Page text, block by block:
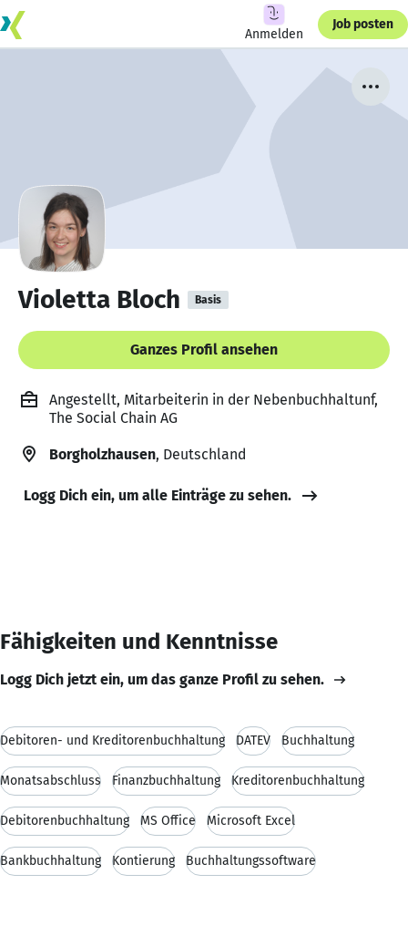
Anmelden
Job posten
Violetta Bloch Basis
Ganzes Profil ansehen
Angestellt, Mitarbeiterin in der Nebenbuchhaltunf,
The Social Chain AG
Borgholzhausen, Deutschland
Logg Dich ein, um alle Einträge zu sehen.
Fähigkeiten und Kenntnisse
Logg Dich jetzt ein, um das ganze Profil zu sehen.
Debitoren- und Kreditorenbuchhaltung DATEV Buchhaltung
Monatsabschluss Finanzbuchhaltung Kreditorenbuchhaltung
Debitorenbuchhaltung MS Office Microsoft Excel
Bankbuchhaltung Kontierung Buchhaltungssoftware